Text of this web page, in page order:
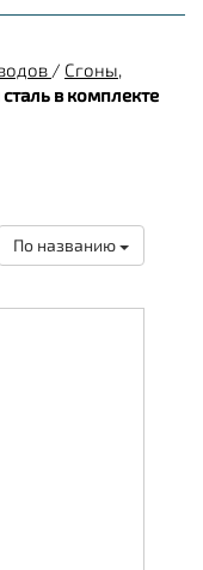
/ Сгоны,
в комплекте
По названию